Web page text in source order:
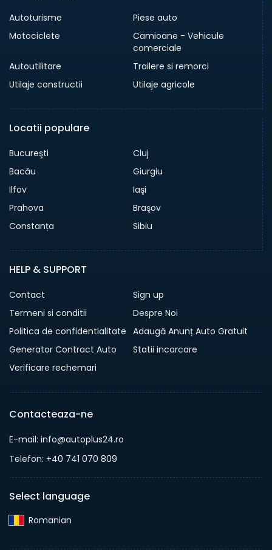
Autoturisme
Piese auto
Motociclete
Camioane - Vehicule
comerciale
Autoutilitare
Trailere si remorci
Utilaje constructii
Utilaje agricole
Locatii populare
Bucureşti
Cluj
Bacău
Giurgiu
Ilfov
Iaşi
Prahova
Braşov
Constanța
Sibiu
HELP & SUPPORT
Contact
Sign up
Termeni si conditii
Despre Noi
Politica de confidentialitate Adaugă Anunț Auto Gratuit
Generator Contract Auto
Statii incarcare
Verificare rechemari
Contacteaza-ne
E-mail: info@autoplus24.ro
Telefon: +40 741 070 809
Select language
Romanian‎